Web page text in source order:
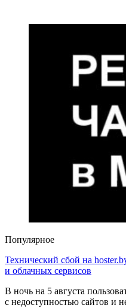
Популярное
Технический сбой на
и облачных сервисов
В ночь на 5 августа
с недоступностью сайтов и